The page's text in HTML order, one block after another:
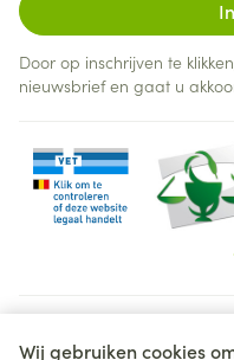
Wij gebruiken cookies
Door op inschrijven te
nieuwsbrief en gaat u
Juridische links